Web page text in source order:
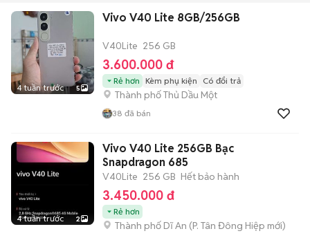
4 tuần trước 5
Vivo V40 Lite 8GB/256GB
V40Lite 256 GB
3.600.000 đ
Rẻ hơn Kèm phụ kiện Có đổi trả
Thành phố Thủ Dầu Một
38 đã bán
4 tuần trước 2
Vivo V40 Lite 256GB Bạc
Snapdragon 685
V40Lite 256 GB Hết bảo hành
3.450.000 đ
Rẻ hơn
Thành phố Dĩ An (P. Tân Đông Hiệp mới)